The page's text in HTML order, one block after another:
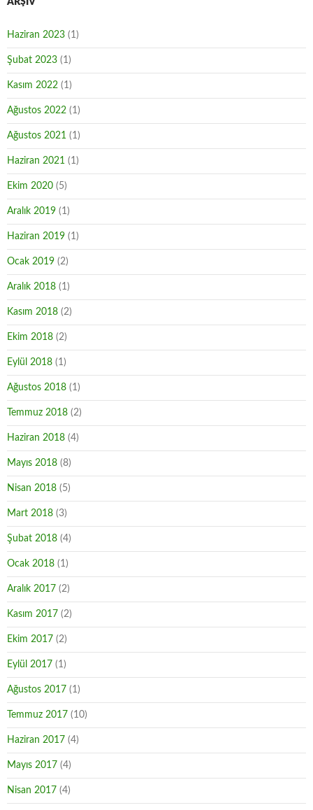
ARŞIV
Haziran 2023 (1)
Şubat 2023 (1)
Kasım 2022 (1)
Ağustos 2022 (1)
Ağustos 2021 (1)
Haziran 2021 (1)
Ekim 2020 (5)
Aralık 2019 (1)
Haziran 2019 (1)
Ocak 2019 (2)
Aralık 2018 (1)
Kasım 2018 (2)
Ekim 2018 (2)
Eylül 2018 (1)
Ağustos 2018 (1)
Temmuz 2018 (2)
Haziran 2018 (4)
Mayıs 2018 (8)
Nisan 2018 (5)
Mart 2018 (3)
Şubat 2018 (4)
Ocak 2018 (1)
Aralık 2017 (2)
Kasım 2017 (2)
Ekim 2017 (2)
Eylül 2017 (1)
Ağustos 2017 (1)
Temmuz 2017 (10)
Haziran 2017 (4)
Mayıs 2017 (4)
Nisan 2017 (4)